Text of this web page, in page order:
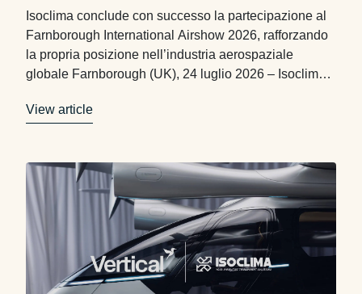
Isoclima conclude con successo la partecipazione al
Farnborough International Airshow 2026, rafforzando
la propria posizione nell’industria aerospaziale
globale Farnborough (UK), 24 luglio 2026 – Isoclima
partecipazione al Farnborough International Airshow
clienti, costruttori aeronautici, …
View article